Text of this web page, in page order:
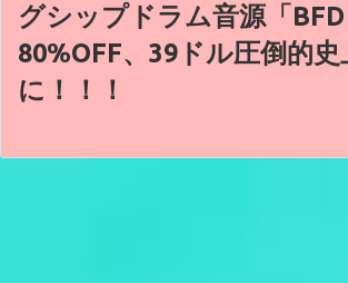
グシップドラム音源「
80%OFF、39ドル圧倒的
に！！！